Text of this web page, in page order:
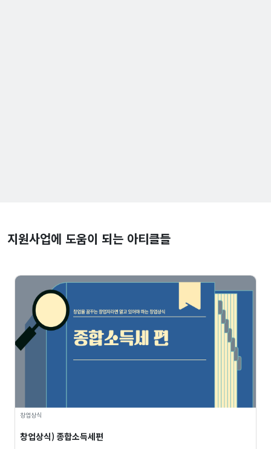
지원사업에 도움이 되는 아티클들
창업상식
창업상식) 종합소득세편